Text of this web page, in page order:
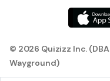
© 2026 Quizizz Inc. (DBA
Wayground)